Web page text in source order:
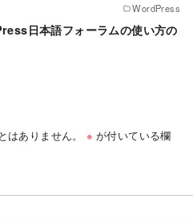
WordPress
日本語フォーラムの使い方の
ありません。 ※ が付いている欄